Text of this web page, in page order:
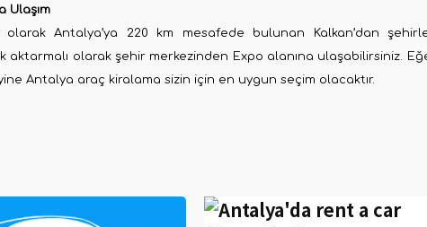
Ulaşım
Antalya’ya 220 km mesafede bulunan Kalkan’dan
olarak şehir merkezinden Expo alanına ulaşabilirsiniz.
Antalya araç kiralama sizin için en uygun seçim olacaktır.